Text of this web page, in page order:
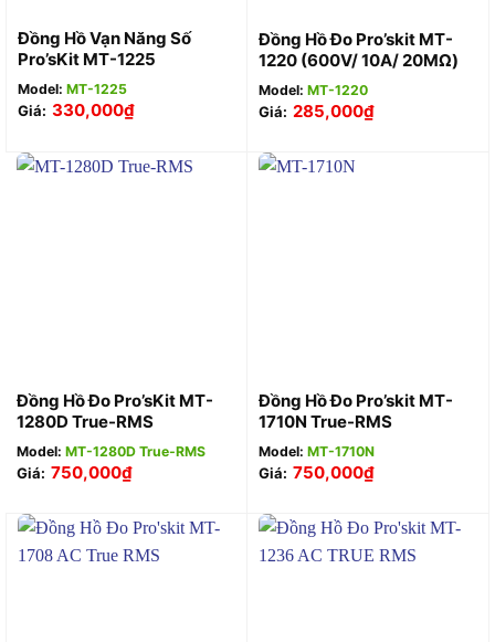
Đồng Hồ Vạn Năng Số
Pro’sKit MT-1225
Model: MT-1225
Giá: 330,000₫
Đồng Hồ Đo Pro’skit MT-
1220 (600V/ 10A/ 20MΩ)
Model: MT-1220
Giá: 285,000₫
Đồng Hồ Đo Pro’sKit MT-
1280D True-RMS
Model: MT-1280D True-RMS
Giá: 750,000₫
Đồng Hồ Đo Pro’skit MT-
1710N True-RMS
Model: MT-1710N
Giá: 750,000₫